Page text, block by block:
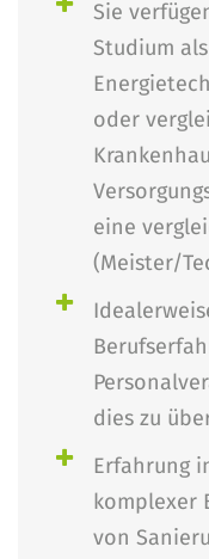
Sie
Studium
oder
eine
(Meister/
dies zu
Erfahrung
komplexer
von